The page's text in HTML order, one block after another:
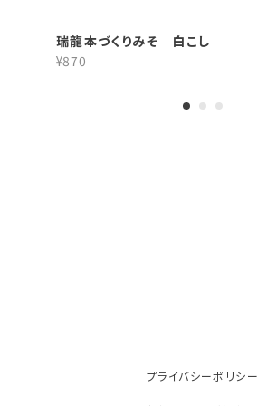
瑞龍本づくりみそ 白こし
¥870
プライバシーポリシー